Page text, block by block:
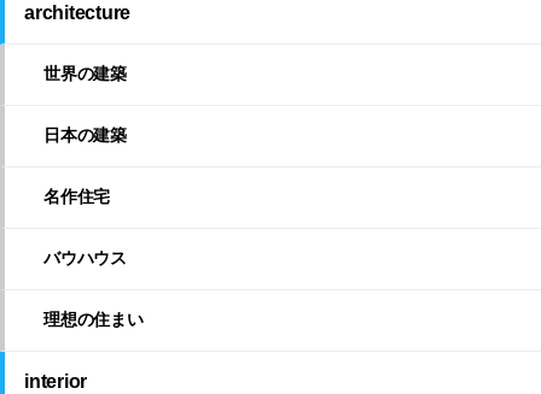
architecture
世界の建築
日本の建築
名作住宅
バウハウス
理想の住まい
interior